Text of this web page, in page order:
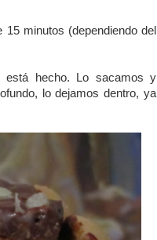
15 minutos (dependiendo del
está hecho. Lo sacamos y
lo dejamos dentro, ya